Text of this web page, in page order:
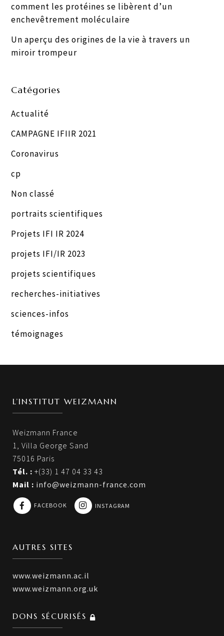
comment les protéines se libèrent d’un
enchevêtrement moléculaire
Un aperçu des origines de la vie à travers un
miroir trompeur
Catégories
Actualité
CAMPAGNE IFIIR 2021
Coronavirus
cp
Non classé
portraits scientifiques
Projets IFI IR 2024
projets IFI/IR 2023
projets scientifiques
recherches-initiatives
sciences-infos
témoignages
L’INSTITUT WEIZMANN
Weizmann France
1, Villa George Sand
75016 Paris
Tél. : +(33) 1 47 04 33 43
Mail : info@weizmann-france.com
FACEBOOK INSTAGRAM
AUTRES SITES
www.weizmann.ac.il
www.weizmann.org.uk
DONS SÉCURISÉS